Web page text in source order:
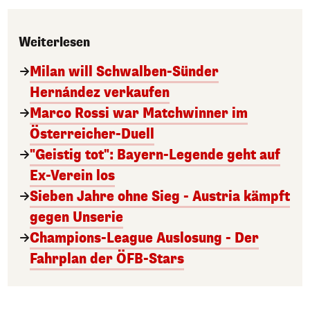
Weiterlesen
Milan will Schwalben-Sünder
Hernández verkaufen
Marco Rossi war Matchwinner im
Österreicher-Duell
"Geistig tot": Bayern-Legende geht auf
Ex-Verein los
Sieben Jahre ohne Sieg - Austria kämpft
gegen Unserie
Champions-League Auslosung - Der
Fahrplan der ÖFB-Stars